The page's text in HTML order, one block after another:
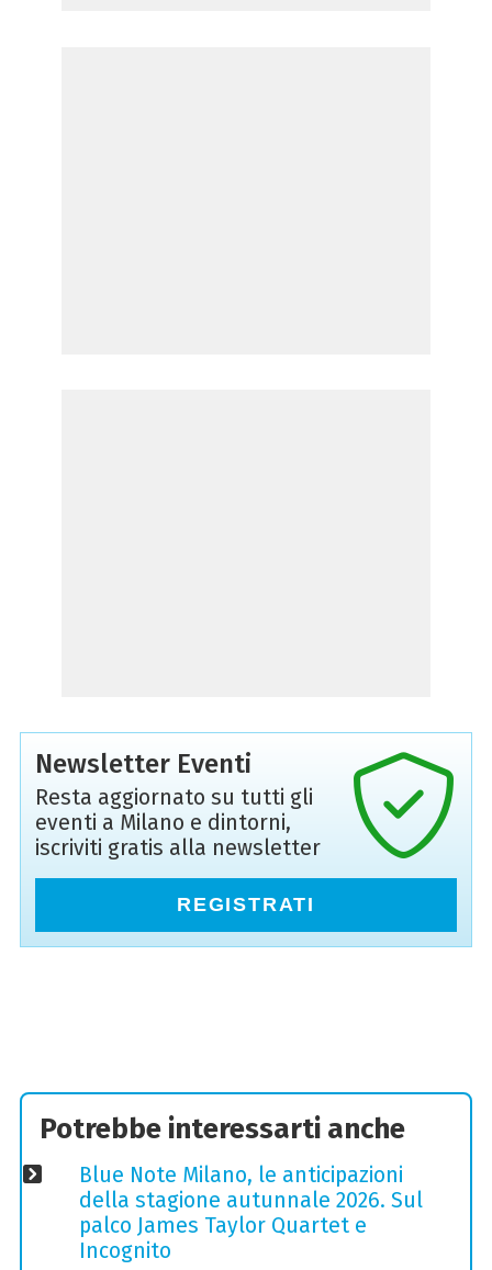
Newsletter Eventi
Resta aggiornato su tutti gli
eventi a Milano e dintorni,
iscriviti gratis alla newsletter
REGISTRATI
Potrebbe interessarti anche
Blue Note Milano, le anticipazioni
della stagione autunnale 2026. Sul
palco James Taylor Quartet e
Incognito